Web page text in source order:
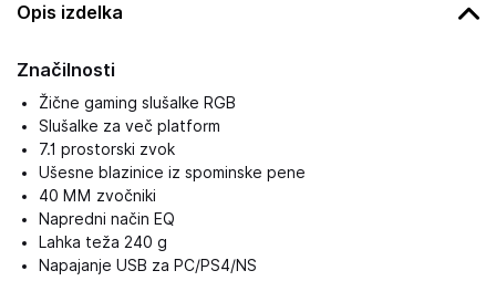
Opis izdelka
Značilnosti
Žične gaming slušalke RGB
Slušalke za več platform
7.1 prostorski zvok
Ušesne blazinice iz spominske pene
40 MM zvočniki
Napredni način EQ
Lahka teža 240 g
Napajanje USB za PC/PS4/NS